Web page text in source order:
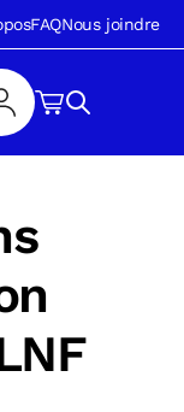
FAQNous joindre